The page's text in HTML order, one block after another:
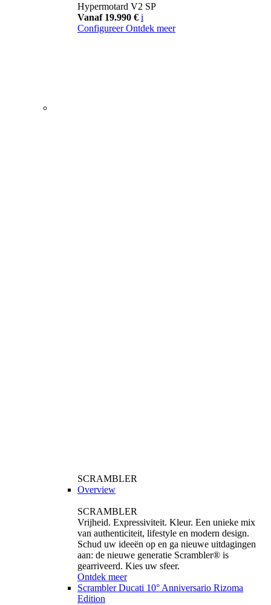
Hypermotard V2 SP
Vanaf 19.990 € i
Configureer Ontdek meer
SCRAMBLER
Overview
SCRAMBLER
Vrijheid. Expressiviteit. Kleur. Een unieke mix
van authenticiteit, lifestyle en modern design.
Schud uw ideeën op en ga nieuwe uitdagingen
aan: de nieuwe generatie Scrambler® is
gearriveerd. Kies uw sfeer.
Ontdek meer
Scrambler Ducati 10° Anniversario Rizoma
Edition